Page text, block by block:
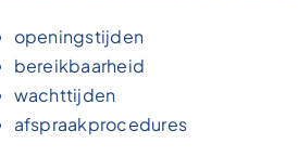
openingstijden
bereikbaarheid
wachttijden
afspraakprocedures